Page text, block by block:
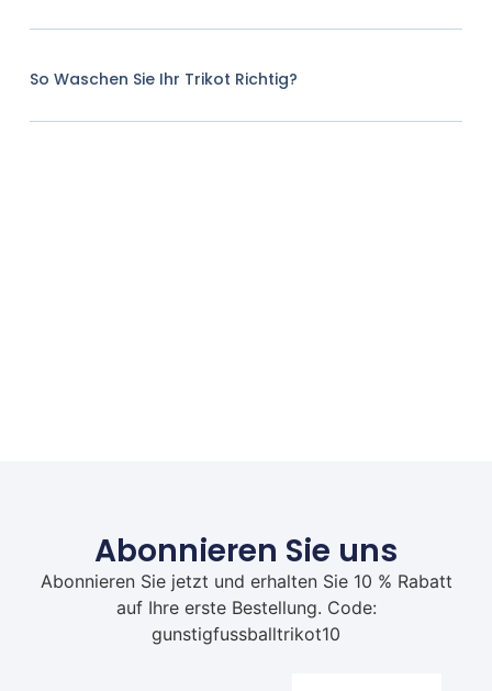
So Waschen Sie Ihr Trikot Richtig?
Abonnieren Sie uns
Abonnieren Sie jetzt und erhalten Sie 10 % Rabatt
auf Ihre erste Bestellung. Code:
gunstigfussballtrikot10